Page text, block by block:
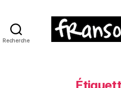
Recherche